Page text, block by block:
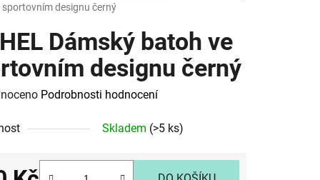
sportovním designu černý
Dámský batoh ve
designu černý
Podrobnosti hodnocení
Skladem (>5 ks)